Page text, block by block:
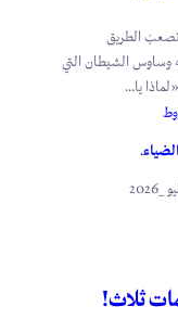
الطريق
وساوس الشيطان التي
يا...
.
ثلاث!